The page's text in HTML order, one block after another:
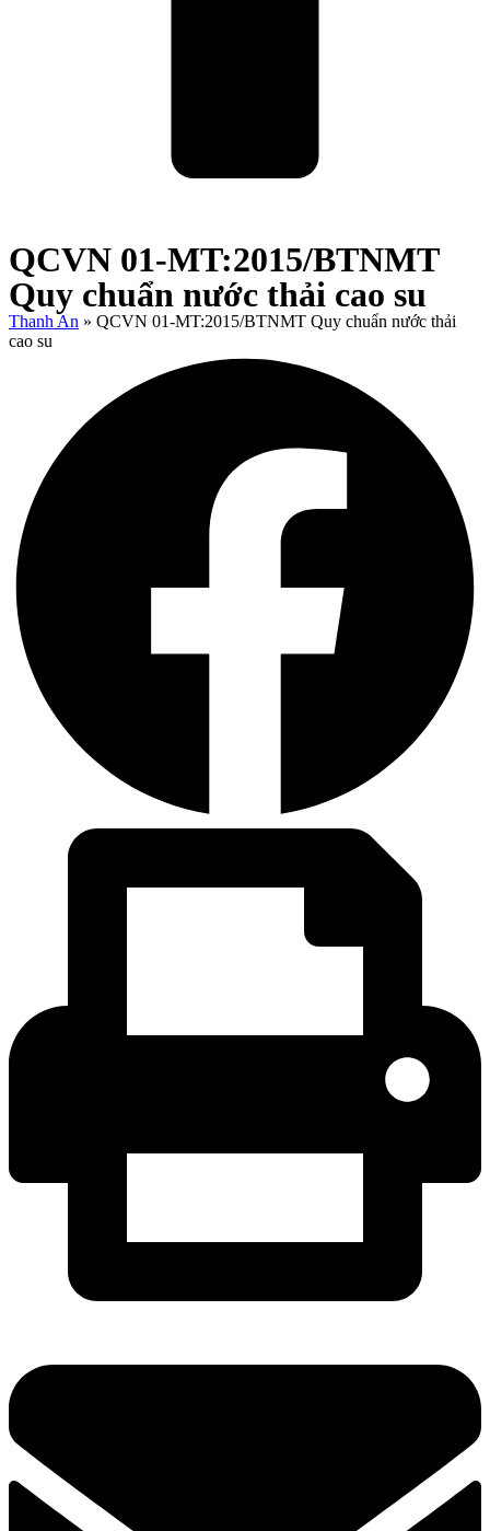
QCVN 01-MT:2015/BTNMT
Quy chuẩn nước thải cao su
Thanh An » QCVN 01-MT:2015/BTNMT Quy chuẩn nước thải
cao su